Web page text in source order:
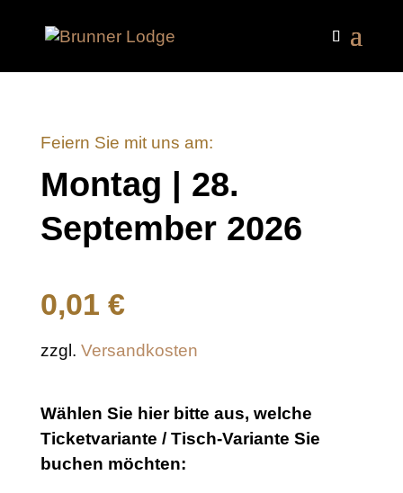
Feiern Sie mit uns am:
Montag | 28.
September 2026
0,01 €
zzgl. Versandkosten
Wählen Sie hier bitte aus, welche
Ticketvariante / Tisch-Variante Sie
buchen möchten: